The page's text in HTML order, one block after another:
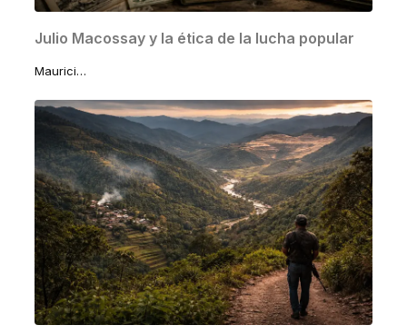
Julio Macossay y la ética de la lucha popular
Mauricio Macossay Vallado